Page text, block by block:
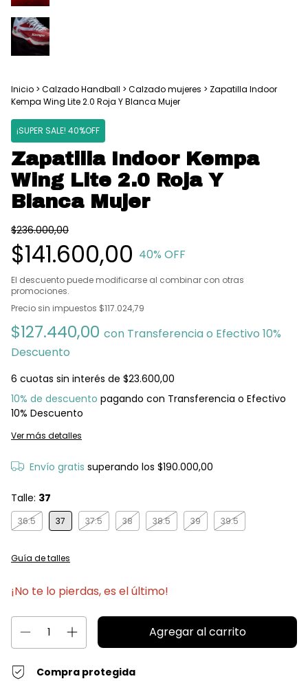
Inicio > Calzado Handball > Calzado mujeres > Zapatilla Indoor
Kempa Wing Lite 2.0 Roja Y Blanca Mujer
¡SUPER SALE! 40%OFF
Zapatilla Indoor Kempa
Wing Lite 2.0 Roja Y
Blanca Mujer
$236.000,00
$141.600,00 40% OFF
El descuento puede modificarse al combinar con otras
promociones.
Precio sin impuestos $117.024,79
$127.440,00 con Transferencia o Efectivo 10%
Descuento
6 cuotas sin interés de $23.600,00
10% de descuento pagando con Transferencia o Efectivo
10% Descuento
Ver más detalles
Envío gratis superando los $190.000,00
Talle: 37
36.5 37 37.5 38 38.5 39 39.5
Guía de talles
¡No te lo pierdas, es el último!
Compra protegida